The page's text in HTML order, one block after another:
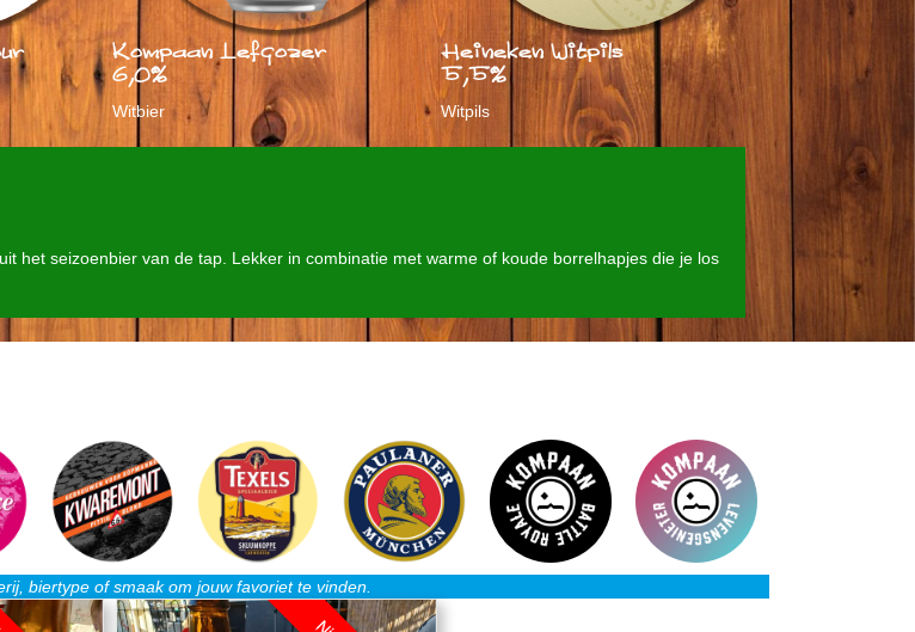
Kompaan Lefgozer
6,0%
Witbier
Heineken Witpils
5,5%
Witpils
het seizoenbier van de tap. Lekker in combinatie met warme of koude borrelhapjes die je los
biertype of smaak om jouw favoriet te vinden.